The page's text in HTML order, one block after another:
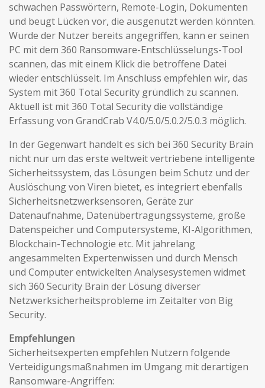
schwachen Passwörtern, Remote-Login, Dokumenten
und beugt Lücken vor, die ausgenutzt werden könnten.
Wurde der Nutzer bereits angegriffen, kann er seinen
PC mit dem 360 Ransomware-Entschlüsselungs-Tool
scannen, das mit einem Klick die betroffene Datei
wieder entschlüsselt. Im Anschluss empfehlen wir, das
System mit 360 Total Security gründlich zu scannen.
Aktuell ist mit 360 Total Security die vollständige
Erfassung von GrandCrab V4.0/5.0/5.0.2/5.0.3 möglich.
In der Gegenwart handelt es sich bei 360 Security Brain
nicht nur um das erste weltweit vertriebene intelligente
Sicherheitssystem, das Lösungen beim Schutz und der
Auslöschung von Viren bietet, es integriert ebenfalls
Sicherheitsnetzwerksensoren, Geräte zur
Datenaufnahme, Datenübertragungssysteme, große
Datenspeicher und Computersysteme, KI-Algorithmen,
Blockchain-Technologie etc. Mit jahrelang
angesammelten Expertenwissen und durch Mensch
und Computer entwickelten Analysesystemen widmet
sich 360 Security Brain der Lösung diverser
Netzwerksicherheitsprobleme im Zeitalter von Big
Security.
Empfehlungen
Sicherheitsexperten empfehlen Nutzern folgende
Verteidigungsmaßnahmen im Umgang mit derartigen
Ransomware-Angriffen: